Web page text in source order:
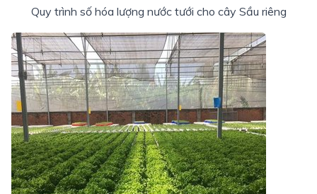
Quy trình số hóa lượng nước tưới cho cây Sầu riêng